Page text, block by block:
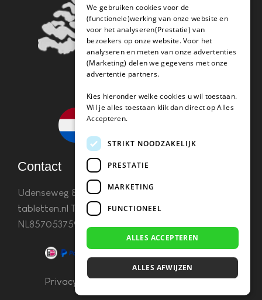
Contact
Udenseweg 8B 5405 PA Udeninfo(@)koffie-
tabletten.nl Tel. 085 782 5578KvK 67529623 Btw:
NL857053759B01
Privacy & Cookies–Algemene Voorwaarden
We gebruiken cookies voor de
(functionele)werking van onze website en
voor het analyseren(Prestatie) van
bezoekers op onze website. Voor het
analyseren en meten van onze advertenties
(Marketing) delen we gegevens met onze
advertentie partners.
Kies hieronder welke cookies u wil toestaan.
Wil je alles toestaan klik dan direct op Alles
Accepteren.
STRIKT NOODZAKELIJK
PRESTATIE
MARKETING
FUNCTIONEEL
ALLES ACCEPTEREN
ALLES AFWIJZEN